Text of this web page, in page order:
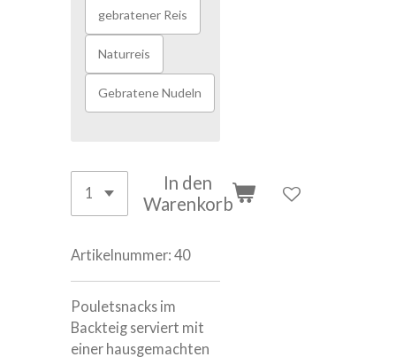
gebratener Reis
Naturreis
Gebratene Nudeln
In den
Warenkorb
Artikelnummer: 40
Pouletsnacks im
Backteig serviert mit
einer hausgemachten